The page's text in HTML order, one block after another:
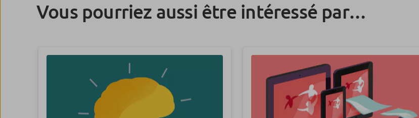
Vous pourriez aussi être intéressé par…